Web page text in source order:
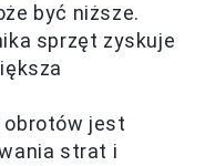
być niższe.
sprzęt zyskuje
obrotów jest
strat i